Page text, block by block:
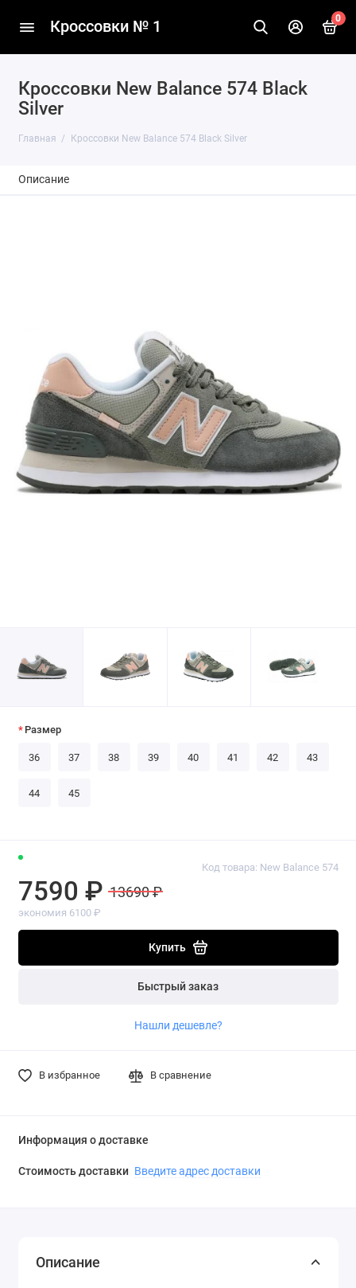
Кроссовки № 1 0
Кроссовки New Balance 574 Black
Silver
Главная Кроссовки New Balance 574 Black Silver
Описание
Код товара: New Balance 574
7590 ₽ 13690 ₽
экономия 6100 ₽
Купить
Быстрый заказ
Нашли дешевле?
В избранное В сравнение
Размер
36 37 38 39 40 41 42 43
44 45
Информация о доставке
Стоимость доставки Введите адрес доставки
Описание